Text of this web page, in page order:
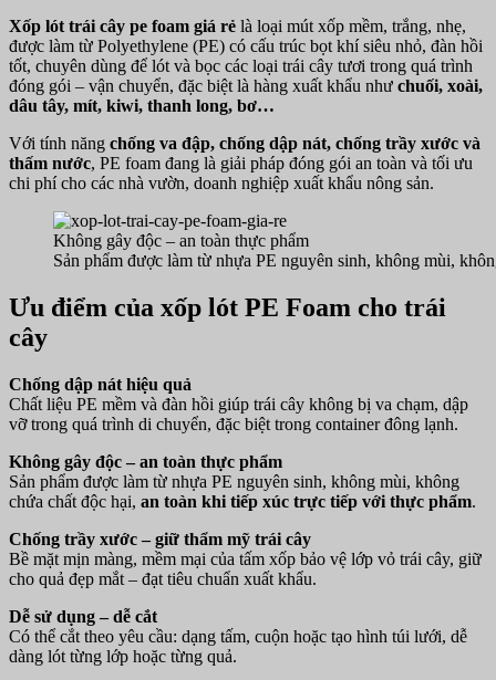
Xốp lót trái cây pe foam giá rẻ là loại mút xốp mềm, trắng, nhẹ,
được làm từ Polyethylene (PE) có cấu trúc bọt khí siêu nhỏ, đàn hồi
tốt, chuyên dùng để lót và bọc các loại trái cây tươi trong quá trình
đóng gói – vận chuyển, đặc biệt là hàng xuất khẩu như chuối, xoài,
dâu tây, mít, kiwi, thanh long, bơ…
Với tính năng chống va đập, chống dập nát, chống trầy xước và
thấm nước, PE foam đang là giải pháp đóng gói an toàn và tối ưu
chi phí cho các nhà vườn, doanh nghiệp xuất khẩu nông sản.
Không gây độc – an toàn thực phẩm
Sản phẩm được làm từ nhựa PE nguyên sinh, không mùi,
Ưu điểm của xốp lót PE Foam cho trái
cây
Chống dập nát hiệu quả
Chất liệu PE mềm và đàn hồi giúp trái cây không bị va chạm, dập
vỡ trong quá trình di chuyển, đặc biệt trong container đông lạnh.
Không gây độc – an toàn thực phẩm
Sản phẩm được làm từ nhựa PE nguyên sinh, không mùi, không
chứa chất độc hại, an toàn khi tiếp xúc trực tiếp với thực phẩm.
Chống trầy xước – giữ thẩm mỹ trái cây
Bề mặt mịn màng, mềm mại của tấm xốp bảo vệ lớp vỏ trái cây, giữ
cho quả đẹp mắt – đạt tiêu chuẩn xuất khẩu.
Dễ sử dụng – dễ cắt
Có thể cắt theo yêu cầu: dạng tấm, cuộn hoặc tạo hình túi lưới, dễ
dàng lót từng lớp hoặc từng quả.